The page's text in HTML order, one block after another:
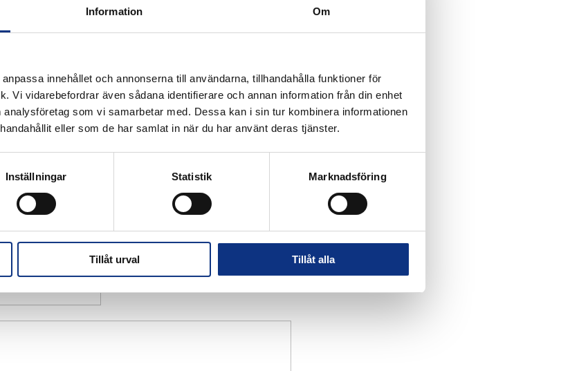
Information Om
innehållet och annonserna till användarna, tillhandahålla funktioner för
Vi vidarebefordrar även sådana identifierare och annan information från din enhet
som vi samarbetar med. Dessa kan i sin tur kombinera informationen
eller som de har samlat in när du har använt deras tjänster.
Inställningar Statistik Marknadsföring
Tillåt urval Tillåt alla